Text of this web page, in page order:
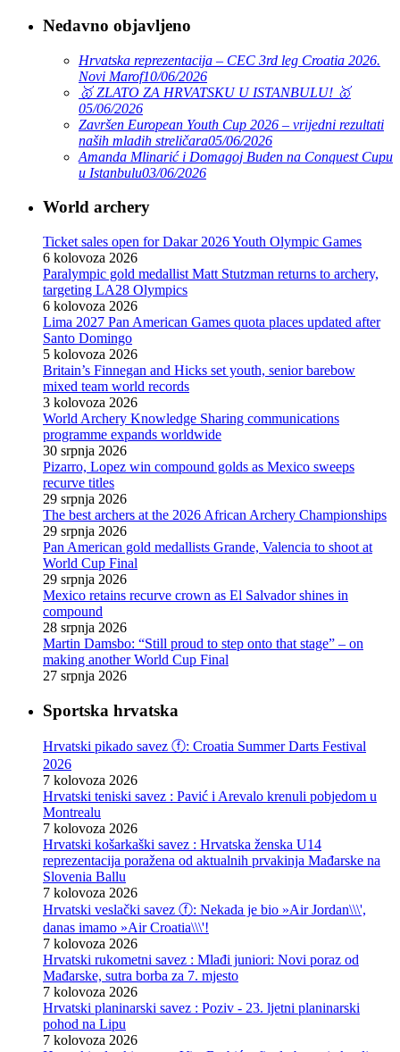
Nedavno objavljeno
Hrvatska reprezentacija – CEC 3rd leg Croatia 2026.
Novi Marof10/06/2026
🥇 ZLATO ZA HRVATSKU U ISTANBULU! 🥇
05/06/2026
Završen European Youth Cup 2026 – vrijedni rezultati
naših mladih streličara05/06/2026
Amanda Mlinarić i Domagoj Buden na Conquest Cupu
u Istanbulu03/06/2026
World archery
Ticket sales open for Dakar 2026 Youth Olympic Games
6 kolovoza 2026
Paralympic gold medallist Matt Stutzman returns to archery,
targeting LA28 Olympics
6 kolovoza 2026
Lima 2027 Pan American Games quota places updated after
Santo Domingo
5 kolovoza 2026
Britain’s Finnegan and Hicks set youth, senior barebow
mixed team world records
3 kolovoza 2026
World Archery Knowledge Sharing communications
programme expands worldwide
30 srpnja 2026
Pizarro, Lopez win compound golds as Mexico sweeps
recurve titles
29 srpnja 2026
The best archers at the 2026 African Archery Championships
29 srpnja 2026
Pan American gold medallists Grande, Valencia to shoot at
World Cup Final
29 srpnja 2026
Mexico retains recurve crown as El Salvador shines in
compound
28 srpnja 2026
Martin Damsbo: “Still proud to step onto that stage” – on
making another World Cup Final
27 srpnja 2026
Sportska hrvatska
Hrvatski pikado savez ⓕ: Croatia Summer Darts Festival
2026
7 kolovoza 2026
Hrvatski teniski savez : Pavić i Arevalo krenuli pobjedom u
Montrealu
7 kolovoza 2026
Hrvatski košarkaški savez : Hrvatska ženska U14
reprezentacija poražena od aktualnih prvakinja Mađarske na
Slovenia Ballu
7 kolovoza 2026
Hrvatski veslački savez ⓕ: Nekada je bio »Air Jordan\\\',
danas imamo »Air Croatia\\\'!
7 kolovoza 2026
Hrvatski rukometni savez : Mlađi juniori: Novi poraz od
Mađarske, sutra borba za 7. mjesto
7 kolovoza 2026
Hrvatski planinarski savez : Poziv - 23. ljetni planinarski
pohod na Lipu
7 kolovoza 2026